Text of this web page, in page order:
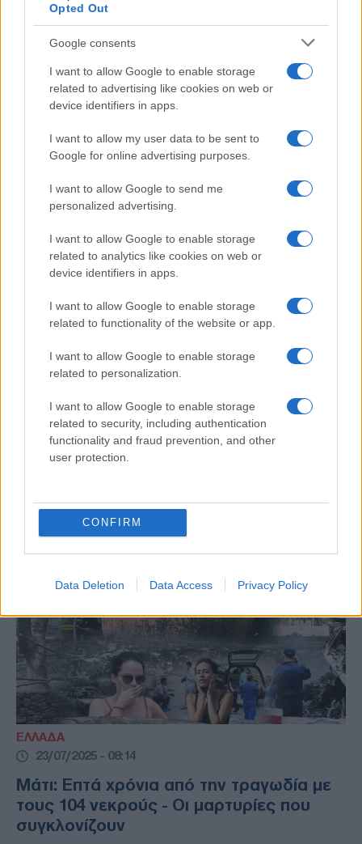
Opted Out
Google consents
I want to allow Google to enable storage
related to advertising like cookies on web or
device identifiers in apps.
I want to allow my user data to be sent to
Google for online advertising purposes.
I want to allow Google to send me
personalized advertising.
I want to allow Google to enable storage
related to analytics like cookies on web or
device identifiers in apps.
I want to allow Google to enable storage
related to functionality of the website or app.
I want to allow Google to enable storage
related to personalization.
I want to allow Google to enable storage
related to security, including authentication
functionality and fraud prevention, and other
user protection.
CONFIRM
Data Deletion Data Access Privacy Policy
γυναίκα που έχασε τα δύο παιδιά και τον
σύζυγό της στην τραγωδία στο Μάτι - Τι
συμφώνησε με τον Πιερρακάκη για τις
αποζημιώσεις των πυρόκπληκτων
ΠΟΛΙΤΙΚΗ
Μαρινάκης για τα 7 χρόνια από την
πυρκαγιά στο Μάτι: «Σήμερα είναι ημέρα
μνήμης και σεβασμού»
«Η σκέψη μας βρίσκεται δίπλα στους
ανθρώπους που σηκώνουν ακόμη το βάρος
ΕΛΛΑΔΑ
23/07/2025 - 08:14
Μάτι: Επτά χρόνια από την τραγωδία με
τους 104 νεκρούς - Οι μαρτυρίες που
συγκλονίζουν